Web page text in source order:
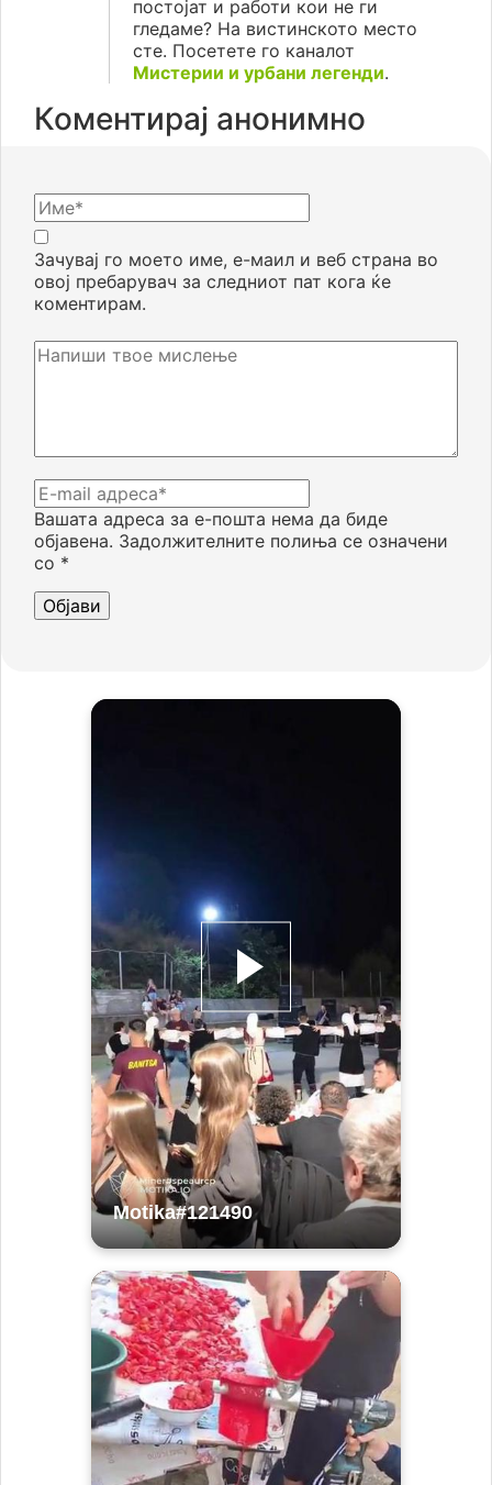
постојат и работи кои не ги
гледаме? На вистинското место
сте. Посетете го каналот
Мистерии и урбани легенди.
Коментирај анонимно
Вашата адреса за е-пошта нема да биде
објавена. Задолжителните полиња се означени
со *
Зачувај го моето име, е-маил и веб страна во
овој пребарувач за следниот пат кога ќе
коментирам.